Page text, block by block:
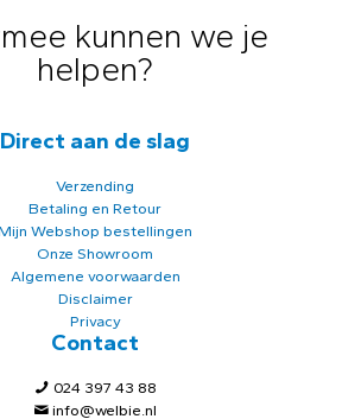
kunnen we je
helpen?
Direct aan de slag
Verzending
Betaling en Retour
Webshop bestellingen
Onze Showroom
Algemene voorwaarden
Disclaimer
Privacy
Contact
024 397 43 88
info@welbie.nl